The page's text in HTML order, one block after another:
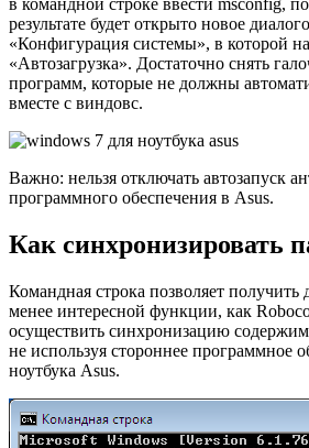
в командной строке ввести msconfig,
результате будет открыто новое
«Конфигурация системы», в которой
«Автозагрузка». Достаточно снять
программ, которые не должны
вместе с виндовс.
Важно: нельзя отключать автозапуск
программного обеспечения в Asus.
Как синхронизировать
Командная строка позволяет
менее интересной функции, как
осуществить синхронизацию
не используя стороннее программное
ноутбука Asus.